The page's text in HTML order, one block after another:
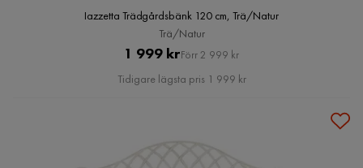
Iazzetta Trädgårdsbänk 120 cm, Trä/Natur
Trä/Natur
Pris
1 999 krOriginal
Pris
Förr 2 999 kr
Tidigare lägsta pris 1 999 kr